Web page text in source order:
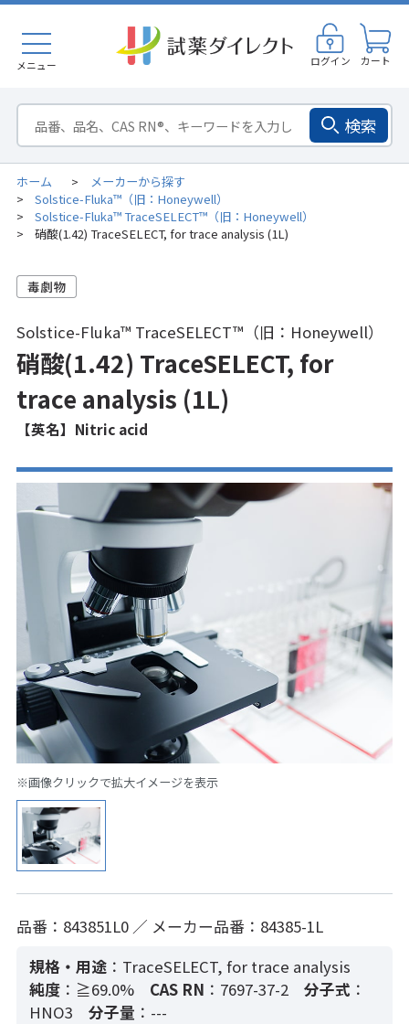
メニュー ログイン カート
検索
ホーム > メーカーから探す
> Solstice-Fluka™（旧：Honeywell）
> Solstice-Fluka™ TraceSELECT™（旧：Honeywell）
> 硝酸(1.42) TraceSELECT, for trace analysis (1L)
Solstice-Fluka™ TraceSELECT™（旧：Honeywell）
硝酸(1.42) TraceSELECT, for
trace analysis (1L)
【英名】Nitric acid
※画像クリックで拡大イメージを表示
品番：843851L0 ／ メーカー品番：84385-1L
規格・用途 ：TraceSELECT, for trace analysis
純度 ：≧69.0% CAS RN ：7697-37-2 分子式 ：
HNO3
分子量 ：---